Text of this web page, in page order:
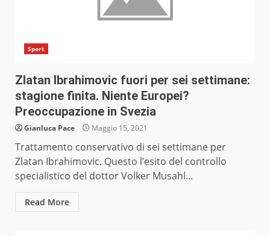
Sport
Zlatan Ibrahimovic fuori per sei settimane:
stagione finita. Niente Europei?
Preoccupazione in Svezia
Gianluca Pace Maggio 15, 2021
Trattamento conservativo di sei settimane per
Zlatan Ibrahimovic. Questo l’esito del controllo
specialistico del dottor Volker Musahl...
Read More